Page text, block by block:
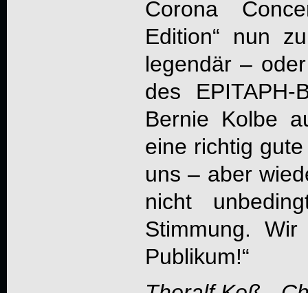
Corona
Edition“ nun
legendär –
des EPITAPH-
Bernie Kolbe
eine richtig
uns – aber
nicht
Stimmung.
Publikum!“